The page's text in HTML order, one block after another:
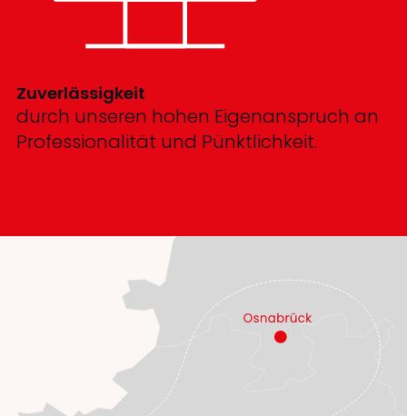
Zuverlässigkeit
durch unseren hohen Eigenanspruch an
Professionalität und Pünktlichkeit.